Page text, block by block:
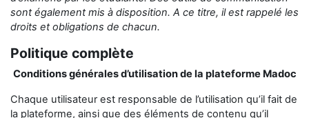
sont également mis à disposition. A ce titre, il est rappelé les
droits et obligations de chacun.
Politique complète
Conditions générales d’utilisation de la plateforme Madoc
Chaque utilisateur est responsable de l’utilisation qu’il fait de
la plateforme, ainsi que des éléments de contenu qu’il